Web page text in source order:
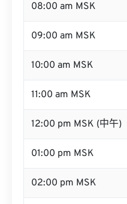
08:00 am MSK
09:00 am MSK
10:00 am MSK
11:00 am MSK
12:00 pm MSK (中午)
01:00 pm MSK
02:00 pm MSK